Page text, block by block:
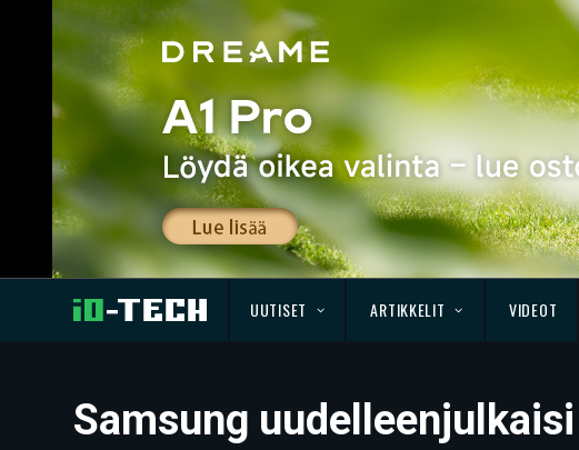
UUTISET ARTIKKELIT VIDEOT
Samsung